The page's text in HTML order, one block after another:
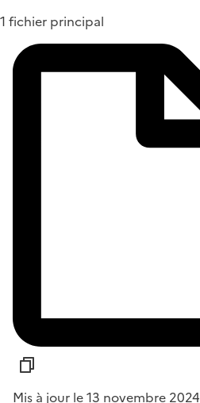
1 fichier principal
Mis à jour le 13 novembre 2024